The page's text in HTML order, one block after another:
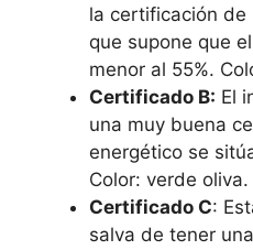
la certificación de
que supone que
menor al 55%.
Certificado B: El
una muy buena
energético se
Color: verde oliva.
Certificado C:
salva de tener